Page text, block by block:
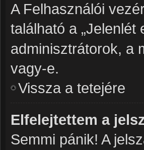
A Felhasználói
található a
adminisztrátorok, a
vagy-e.
Vissza a tetejére
Elfelejtettem a
Semmi pánik! A